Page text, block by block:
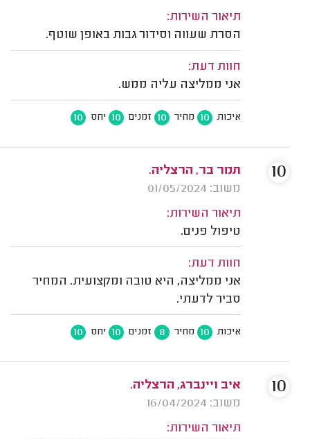
תיאור השירות:
הסרת שעווה וסידור גבות באופן שוטף.
חוות דעת:
אני ממליצה עליה ממש.
איכות 10 מחיר 10 זמנים 10 יחס 10
תמר בר, הרצליה.
משוב: 01/05/2024
תיאור השירות:
טיפול פנים.
חוות דעת:
אני ממליצה, היא טובה ומקצועית. המחיר
סביר לדעתי.
איכות 10 מחיר 8 זמנים 10 יחס 10
10
איב ויינברג, הרצליה.
משוב: 16/04/2024
תיאור השירות:
10